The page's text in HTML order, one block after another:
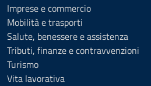
Imprese e commercio
Mobilità e trasporti
Salute, benessere e assistenza
Tributi, finanze e contravvenzioni
Turismo
Vita lavorativa